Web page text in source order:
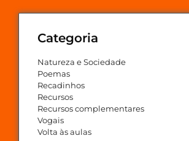
Categoria
Natureza e Sociedade
Poemas
Recadinhos
Recursos
Recursos complementares
Vogais
Volta às aulas